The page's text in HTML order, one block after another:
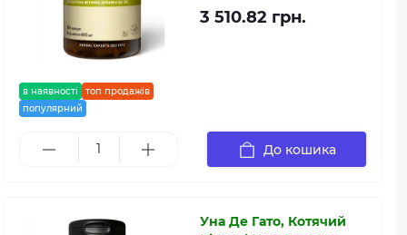
в наявності
топ продажів
популярний
3 510.82 грн.
До кошика
Уна Де Гато, Котячий